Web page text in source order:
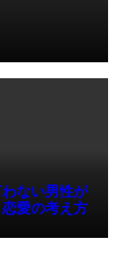
わない男性が
愛の考え方